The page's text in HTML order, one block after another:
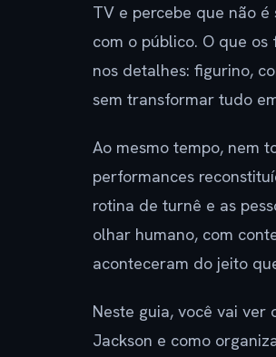
TV e percebe que não
com o público. O que
nos detalhes: figurino,
sem transformar tudo
Ao mesmo tempo, nem
performances
rotina de turnê e as
olhar humano, com
aconteceram do jeito
Neste guia, você vai ver
Jackson e como